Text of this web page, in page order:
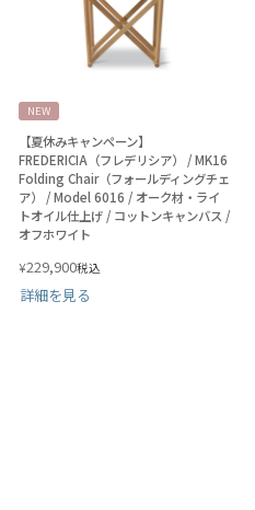
NEW
【夏休みキャンペーン】
FREDERICIA（フレデリシア） / MK16
Folding Chair（フォールディングチェ
ア） / Model 6016 / オーク材・ライ
トオイル仕上げ / コットンキャンバス /
オフホワイト
¥229,900税込
詳細を見る